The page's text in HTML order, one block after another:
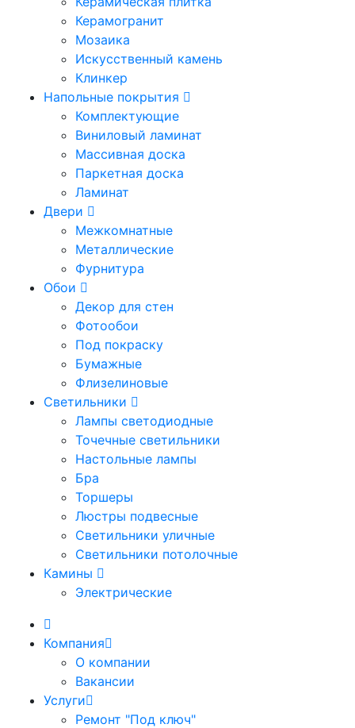
Керамогранит
Мозаика
Искусственный камень
Клинкер
Напольные покрытия
Комплектующие
Виниловый ламинат
Массивная доска
Паркетная доска
Ламинат
Двери
Межкомнатные
Металлические
Фурнитура
Обои
Декор для стен
Фотообои
Под покраску
Бумажные
Флизелиновые
Светильники
Лампы светодиодные
Точечные светильники
Настольные лампы
Бра
Торшеры
Люстры подвесные
Светильники уличные
Светильники потолочные
Камины
Электрические
Компания
О компании
Вакансии
Услуги
Ремонт "Под ключ"